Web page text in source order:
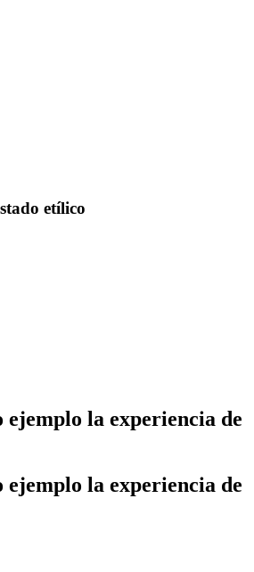
etílico
ejemplo la experiencia de
ejemplo la experiencia de